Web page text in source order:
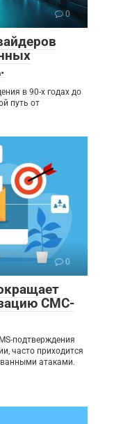
0
в 90-х годах до
путь от
0
СМС-
подтверждения
часто приходится
атаками.